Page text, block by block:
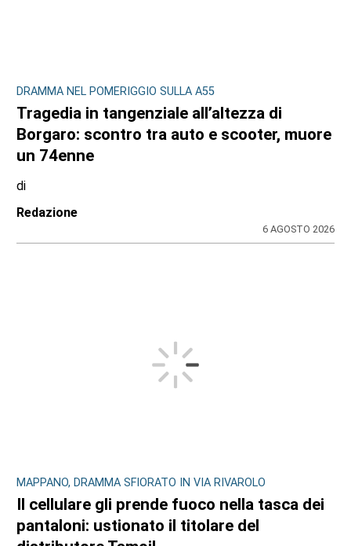
DRAMMA NEL POMERIGGIO SULLA A55
Tragedia in tangenziale all’altezza di
Borgaro: scontro tra auto e scooter, muore
un 74enne
di
Redazione
6 AGOSTO 2026
MAPPANO, DRAMMA SFIORATO IN VIA RIVAROLO
Il cellulare gli prende fuoco nella tasca dei
pantaloni: ustionato il titolare del